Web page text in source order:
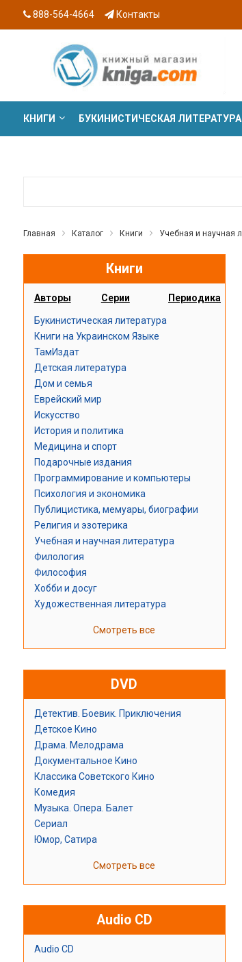
888-564-4664 Контакты
КНИГИ БУКИНИСТИЧЕСКАЯ ЛИТЕРАТУРА
Главная Каталог Книги Учебная и научная
Книги
Авторы Серии Периодика
Букинистическая литература
Книги на Украинском Языке
ТамИздат
Детская литература
Дом и семья
Еврейский мир
Искусство
История и политика
Медицина и спорт
Подарочные издания
Программирование и компьютеры
Психология и экономика
Публицистика, мемуары, биографии
Религия и эзотерика
Учебная и научная литература
Филология
Философия
Хобби и досуг
Художественная литература
Смотреть все
DVD
Детектив. Боевик. Приключения
Детское Кино
Драма. Мелодрама
Документальное Кино
Классика Советского Кино
Комедия
Музыка. Опера. Балет
Сериал
Юмор, Сатира
Смотреть все
Audio CD
Audio CD